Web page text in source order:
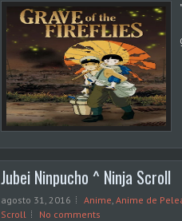
Jubei Ninpucho ^ Ninja Scroll
agosto 31, 2016 Anime Anime de
Scroll
No comments